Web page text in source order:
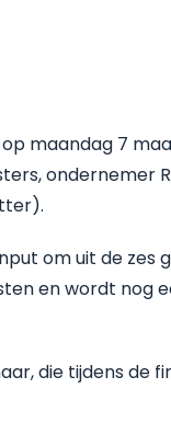
maandag 7
ondernemer
om uit de zes
en wordt nog
die tijdens de